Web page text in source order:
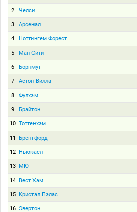
2 Челси
3 Арсенал
4 Ноттингем Форест
5 Ман Сити
6 Борнмут
7 Астон Вилла
8 Фулхэм
9 Брайтон
10 Тоттенхэм
11 Брентфорд
12 Ньюкасл
13 МЮ
14 Вест Хэм
15 Кристал Пэлас
16 Эвертон